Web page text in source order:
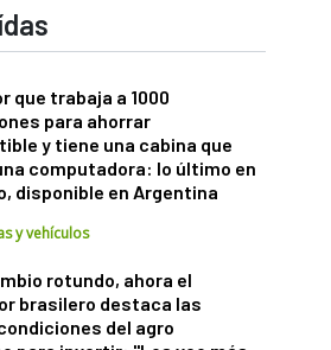
que trabaja a 1000
para ahorrar
y tiene una cabina que
computadora: lo último en
disponible en Argentina
y vehículos
rotundo, ahora el
brasilero destaca las
del agro